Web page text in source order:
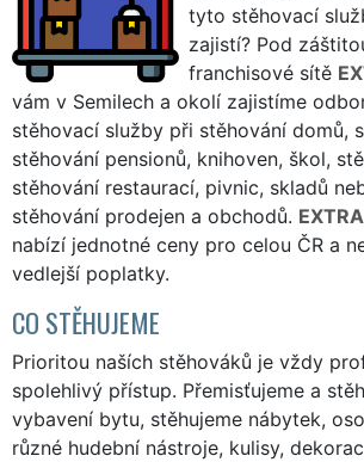
tyto stěhovací
zajistí? Pod
franchisové sítě
vám v Semilech a okolí zajistíme
stěhovací služby při stěhování domů,
stěhování pensionů, knihoven, škol,
stěhování restaurací, pivnic, skladů
stěhování prodejen a obchodů.
nabízí jednotné ceny pro celou ČR a
vedlejší poplatky.
CO STĚHUJEME
Prioritou naších stěhováků je vždy
spolehlivý přístup. Přemisťujeme a
vybavení bytu, stěhujeme nábytek,
různé hudební nástroje, kulisy,